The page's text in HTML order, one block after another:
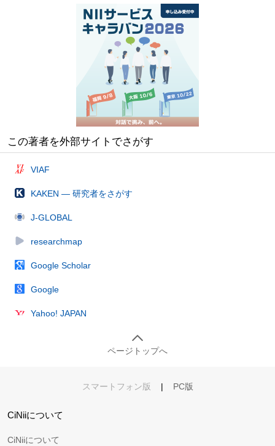
この著者を外部サイトでさがす
VIAF
KAKEN — 研究者をさがす
J-GLOBAL
researchmap
Google Scholar
Google
Yahoo! JAPAN
ページトップへ
スマートフォン版 | PC版
CiNiiについて
CiNiiについて